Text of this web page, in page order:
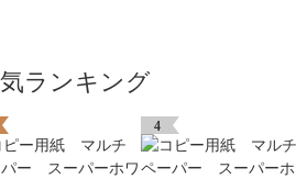
ランキング
4